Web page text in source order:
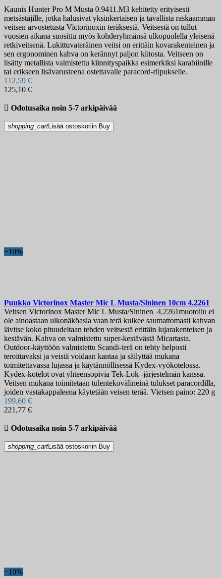
Kaunis Hunter Pro M Musta 0.9411.M3 kehitetty erityisesti
metsästäjille, jotka halusivat yksinkertaisen ja tavallista raskaamman
veitsen arvostetusta Victorinoxin teräksestä. Veitsestä on tullut
vuosien aikana suosittu myös kohderyhmänsä ulkopuolella yleisenä
retkiveitsenä. Lukittuvateräinen veitsi on erittäin kovarakenteinen ja
sen ergonominen kahva on kerännyt paljon kiitosta. Veitseen on
lisätty metallista valmistettu kiinnityspaikka esimerkiksi karabiinille
tai erikseen lisävarusteena ostettavalle paracord-riipukselle.
112,59 €
125,10 €
 Odotusaika noin 5-7 arkipäivää
shopping_cartLisää ostoskoriin Buy
−10%
Puukko Victorinox Master Mic L Musta/Sininen 10cm 4.2261
Veitsen Victorinox Master Mic L Musta/Sininen 4.2261muotoilu ei
ole ainoastaan ulkonäköasia vaan terä kulkee saumattomasti kahvan
lävitse koko pituudeltaan tehden veitsestä erittäin lujarakenteisen ja
kestävän. Kahva on valmistettu super-kestävästä Micartasta.
Outdoor-käyttöön valmistettu Scandi-terä on tehty helposti
teroittavaksi ja veistä voidaan kantaa ja säilyttää mukana
toimitettavassa lujassa ja käytännöllisessä Kydex-vyökotelossa.
Kydex-kotelot ovat yhteensopivia Tek-Lok -järjestelmän kanssa.
Veitsen mukana toimitetaan tulentekovälineinä tulukset paracordilla,
joiden vastakappaleena käytetään veisen terää. Vietsen paino: 220 g
199,60 €
221,77 €
 Odotusaika noin 5-7 arkipäivää
shopping_cartLisää ostoskoriin Buy
−10%